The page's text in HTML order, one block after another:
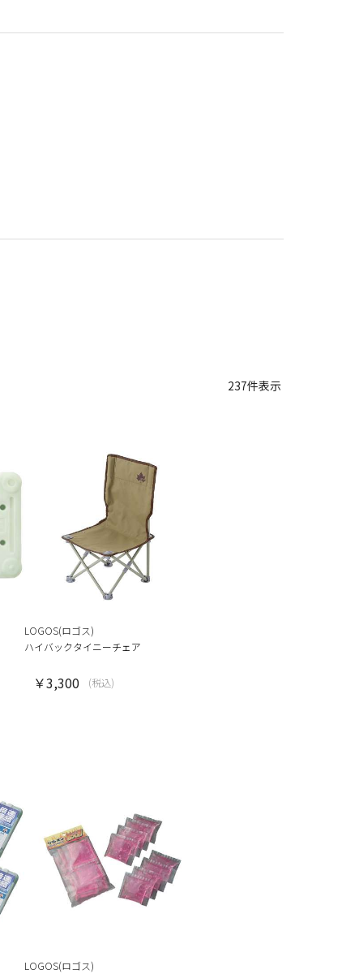
237件表示
LOGOS(ロゴス)
ハイバックタイニーチェア
￥3,300 (税込)
LOGOS(ロゴス)